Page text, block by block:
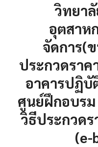
วิทยา
อุตสาห
จัดการ(
ประกวดราค
อาคารปฏิบั
ศูนย์ฝึกอบร
วิธีประกวด
(e-